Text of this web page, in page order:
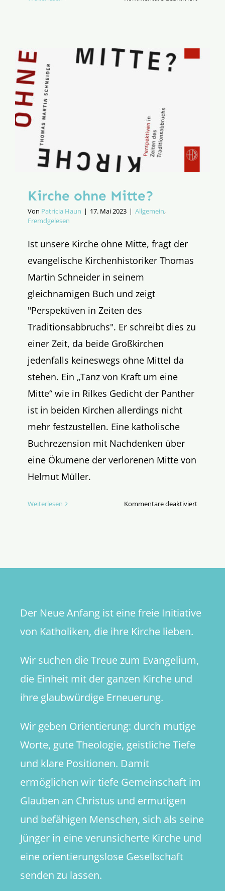
Kirche ohne Mitte?
Von Patricia Haun | 17. Mai 2023 | Allgemein,
Fremdgelesen
Ist unsere Kirche ohne Mitte, fragt der
evangelische Kirchenhistoriker Thomas
Martin Schneider in seinem
gleichnamigen Buch und zeigt
"Perspektiven in Zeiten des
Traditionsabbruchs". Er schreibt dies zu
einer Zeit, da beide Großkirchen
jedenfalls keineswegs ohne Mittel da
stehen. Ein „Tanz von Kraft um eine
Mitte“ wie in Rilkes Gedicht der Panther
ist in beiden Kirchen allerdings nicht
mehr festzustellen. Eine katholische
Buchrezension mit Nachdenken über
eine Ökumene der verlorenen Mitte von
Helmut Müller.
Weiterlesen Kommentare deaktiviertfür
Der Neue Anfang ist eine freie Initiative
von Katholiken, die ihre Kirche lieben.
Wir suchen die Treue zum Evangelium,
die Einheit mit der ganzen Kirche und
ihre glaubwürdige Erneuerung.
Wir geben Orientierung: durch mutige
Worte, gute Theologie, geistliche Tiefe
und klare Positionen. Damit
ermöglichen wir tiefe Gemeinschaft im
Glauben an Christus und ermutigen
und befähigen Menschen, sich als seine
Jünger in eine verunsicherte Kirche und
eine orientierungslose Gesellschaft
senden zu lassen.